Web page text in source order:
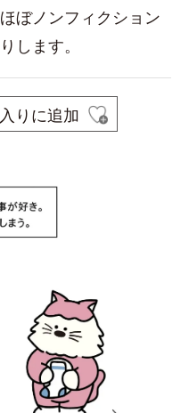
ぼノンフィクション
します。
りに追加